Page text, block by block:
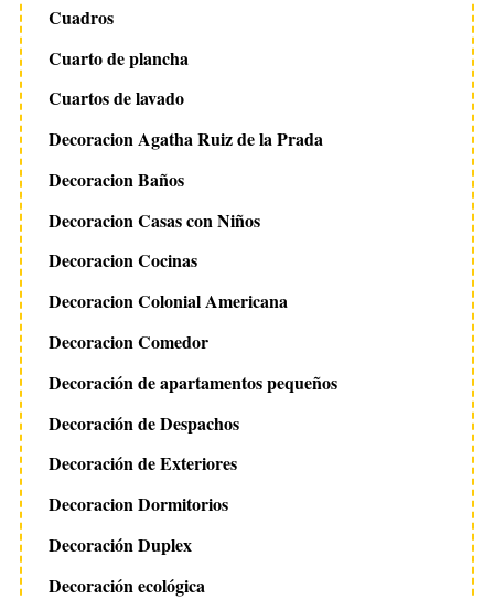
Cuadros
Cuarto de plancha
Cuartos de lavado
Decoracion Agatha Ruiz de la Prada
Decoracion Baños
Decoracion Casas con Niños
Decoracion Cocinas
Decoracion Colonial Americana
Decoracion Comedor
Decoración de apartamentos pequeños
Decoración de Despachos
Decoración de Exteriores
Decoracion Dormitorios
Decoración Duplex
Decoración ecológica
h
r